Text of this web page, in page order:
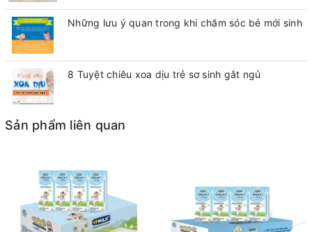
Những lưu ý quan trong khi chăm sóc bé mới sinh
8 Tuyệt chiêu xoa dịu trẻ sơ sinh gắt ngủ
Sản phẩm liên quan